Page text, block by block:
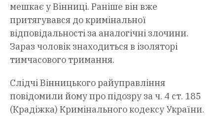
мешкає у Вінниці. Раніше він вже
притягувався до кримінальної
відповідальності за аналогічні злочини.
Зараз чоловік знаходиться в ізоляторі
тимчасового тримання.
Слідчі Вінницького райуправління
повідомили йому про підозру за ч. 4 ст. 185
(Крадіжка) Кримінального кодексу України.